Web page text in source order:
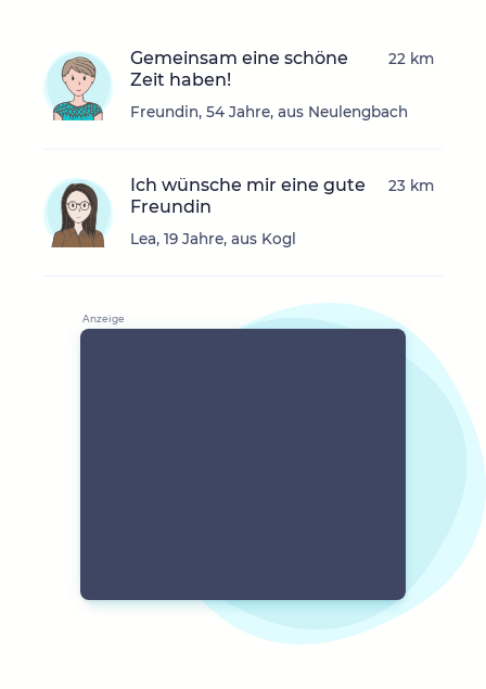
Gemeinsam eine schöne
Zeit haben!
Freundin, 54 Jahre, aus Neulengbach
22 km
Ich wünsche mir eine gute
Freundin
Lea, 19 Jahre, aus Kogl
23 km